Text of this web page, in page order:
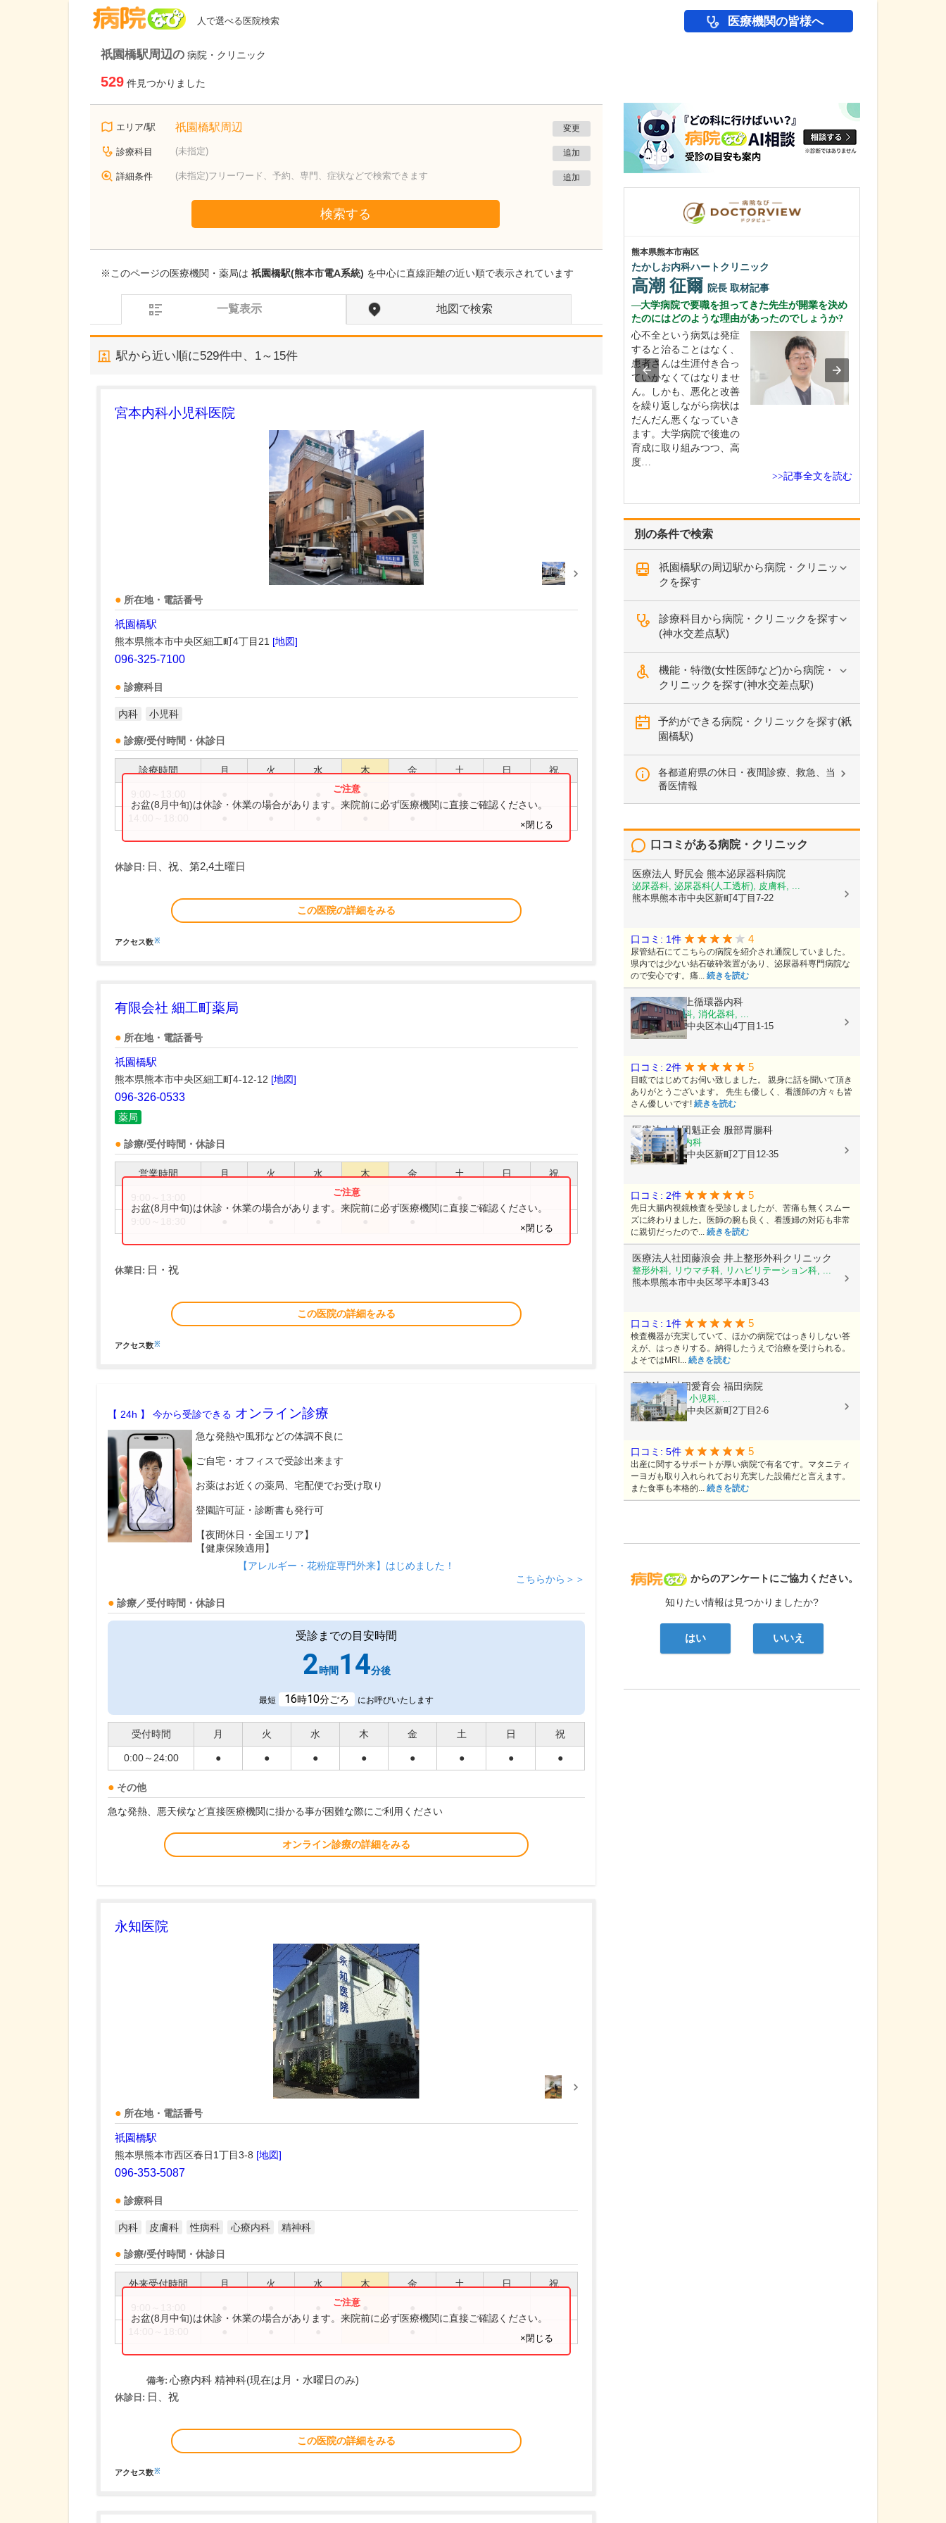
人で選べる医院検索 医療機関の皆様へ
祇園橋駅周辺の 病院・クリニック
529 件見つかりました
エリア/駅 祇園橋駅周辺 変更
診療科目 (未指定) 追加
詳細条件 (未指定)フリーワード、予約、専門、症状などで検索できます 追加
検索する
※このページの医療機関・薬局は 祇園橋駅(熊本市電A系統) を中心に直線距離の近い順で表示されています
一覧表示 地図で検索
駅から近い順に529件中、 1～15件
宮本内科小児科医院
所在地・電話番号
祇園橋駅
熊本県熊本市中央区細工町4丁目21 [地図]
096-325-7100
診療科目
内科 小児科
診療/受付時間・休診日
診療時間 月 火 水 木 金 土 日 祝
お盆(8月中旬)は休診・休業の場合があります。来院前に必ず医療機関に直接ご確認ください。
×閉じる
休診日: 日、祝、第2,4土曜日
この医院の詳細をみる
アクセス数※
有限会社 細工町薬局
所在地・電話番号
祇園橋駅
熊本県熊本市中央区細工町4-12-12 [地図]
096-326-0533
薬局
診療/受付時間・休診日
営業時間 月 火 水 木 金 土 日 祝
お盆(8月中旬)は休診・休業の場合があります。来院前に必ず医療機関に直接ご確認ください。
×閉じる
休業日: 日・祝
この医院の詳細をみる
アクセス数※
【 24h 】 今から受診できる オンライン診療
急な発熱や風邪などの体調不良に
ご自宅・オフィスで受診出来ます
お薬はお近くの薬局、宅配便でお受け取り
登園許可証・診断書も発行可
【夜間休日・全国エリア】
【健康保険適用】
【アレルギー・花粉症専門外来】はじめました！
こちらから＞＞
診療／受付時間・休診日
受診までの目安時間
2時間14分後
最短 16時10分ごろ にお呼びいたします
受付時間 月 火 水 木 金 土 日 祝
0:00～24:00 ● ● ● ● ● ● ● ●
その他
急な発熱、悪天候など直接医療機関に掛かる事が困難な際にご利用ください
オンライン診療の詳細をみる
永知医院
所在地・電話番号
祇園橋駅
熊本県熊本市西区春日1丁目3-8 [地図]
096-353-5087
診療科目
内科 皮膚科 性病科 心療内科 精神科
診療/受付時間・休診日
外来受付時間 月 火 水 木 金 土 日 祝
お盆(8月中旬)は休診・休業の場合があります。来院前に必ず医療機関に直接ご確認ください。
×閉じる
備考: 心療内科 精神科(現在は月・水曜日のみ)
休診日: 日、祝
この医院の詳細をみる
アクセス数※
別の条件で検索
祇園橋駅の周辺駅から病院・クリニッ
クを探す
診療科目から病院・クリニックを探す
(神水交差点駅)
機能・特徴(女性医師など)から病院・
クリニックを探す(神水交差点駅)
予約ができる病院・クリニックを探す(祇
園橋駅)
各都道府県の休日・夜間診療、救急、当
番医情報
病院なび
からのアンケートにご協力ください。
知りたい情報は見つかりましたか?
はい いいえ
口コミがある病院・クリニック
医療法人 野尻会 熊本泌尿器科病院
泌尿器科, 泌尿器科(人工透析), 皮膚科, ...
熊本県熊本市中央区新町4丁目7-22
口コミ: 1件 4
尿管結石にてこちらの病院を紹介され通院していました。
県内では少ない結石破砕装置があり、泌尿器科専門病院な
ので安心です。痛... 続きを読む
医療法人村上循環器内科
内科, 呼吸器科, 消化器科, ...
熊本県熊本市中央区本山4丁目1-15
口コミ: 2件 5
目眩ではじめてお伺い致しました。 親身に話を聞いて頂き
ありがとうございます。 先生も優しく、看護師の方々も皆
さん優しいです! 続きを読む
医療法人社団魁正会 服部胃腸科
消化器内科, 内科
熊本県熊本市中央区新町2丁目12-35
口コミ: 2件 5
先日大腸内視鏡検査を受診しましたが、苦痛も無くスムー
ズに終わりました。医師の腕も良く、看護婦の対応も非常
に親切だったので... 続きを読む
医療法人社団藤浪会 井上整形外科クリニック
整形外科, リウマチ科, リハビリテーション科, ...
熊本県熊本市中央区琴平本町3-43
口コミ: 1件 5
検査機器が充実していて、ほかの病院ではっきりしない答
えが、はっきりする。納得したうえで治療を受けられる。
よそではMRI... 続きを読む
医療法人社団愛育会 福田病院
産科, 婦人科, 小児科, ...
熊本県熊本市中央区新町2丁目2-6
口コミ: 5件 5
出産に関するサポートが厚い病院で有名です。マタニティ
ーヨガも取り入れられており充実した設備だと言えます。
また食事も本格的... 続きを読む
熊本県熊本市南区
たかしお内科ハートクリニック
高潮 征爾 院長 取材記事
大学病院で要職を担ってきた先生が開業を決め
たのにはどのような理由があったのでしょうか?
心不全という病気は発症
すると治ることはなく、
患者さんは生涯付き合っ
ていかなくてはなりませ
ん。しかも、悪化と改善
を繰り返しながら病状は
だんだん悪くなっていき
ます。大学病院で後進の
育成に取り組みつつ、高
度…
>>記事全文を読む
千葉県千葉市美浜区
千葉海浜幕張消化器・内視鏡内科クリニック美浜
大橋 美穂院長
気軽に内視鏡検査を受けていただくために、さ
まざまな配慮をされていると伺いました。
まで終わる早朝検査や、
胃カメラ・大腸カメラの
同日検査にも対応してい
ま…